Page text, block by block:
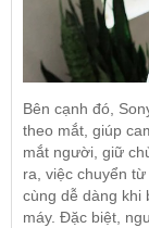
Bên cạnh đó,
theo mắt, giúp
mắt người, giữ
ra, việc chuyển
cùng dễ dàng khi
máy. Đặc biệt,